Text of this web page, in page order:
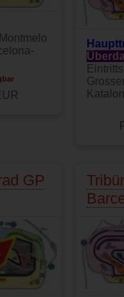
Hauptt
GP